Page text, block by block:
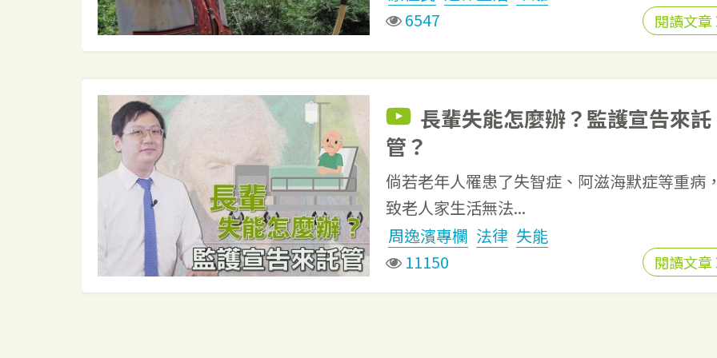
6547
閱讀文章
長輩失能怎麼辦？監護宣告來託
管？
倘若老年人罹患了失智症、阿滋海默症等重病
致老人家生活無法...
周逸濱專欄 法律 失能
11150
閱讀文章